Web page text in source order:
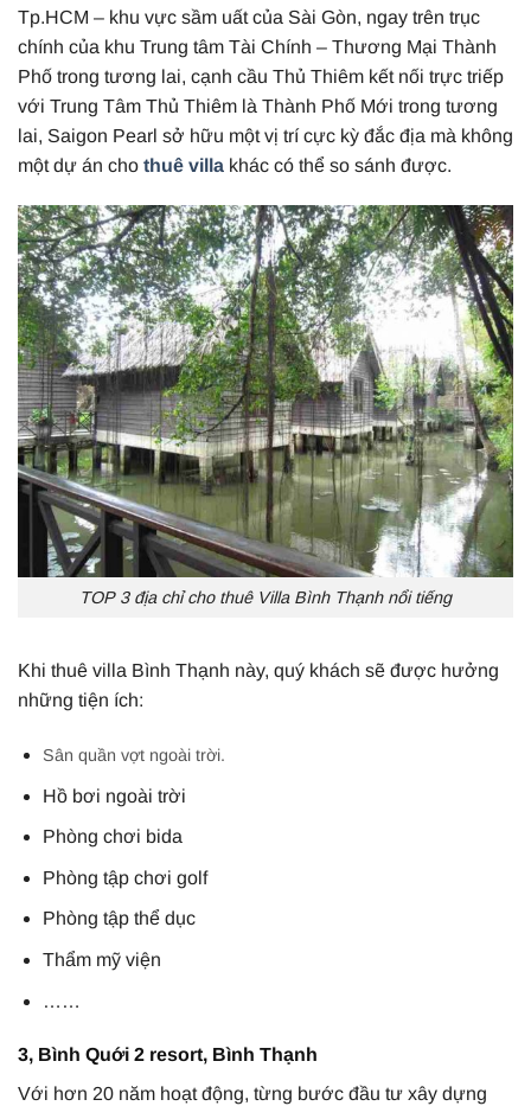
Tp.HCM – khu vực sầm uất của Sài Gòn, ngay trên trục
chính của khu Trung tâm Tài Chính – Thương Mại Thành
Phố trong tương lai, cạnh cầu Thủ Thiêm kết nối trực triếp
với Trung Tâm Thủ Thiêm là Thành Phố Mới trong tương
lai, Saigon Pearl sở hữu một vị trí cực kỳ đắc địa mà không
một dự án cho thuê villa khác có thể so sánh được.
TOP 3 địa chỉ cho thuê Villa Bình Thạnh nổi tiếng
Khi thuê villa Bình Thạnh này, quý khách sẽ được hưởng
những tiện ích:
Sân quần vợt ngoài trời.
Hồ bơi ngoài trời
Phòng chơi bida
Phòng tập chơi golf
Phòng tập thể dục
Thẩm mỹ viện
……
3, Bình Quới 2 resort, Bình Thạnh
Với hơn 20 năm hoạt động, từng bước đầu tư xây dựng